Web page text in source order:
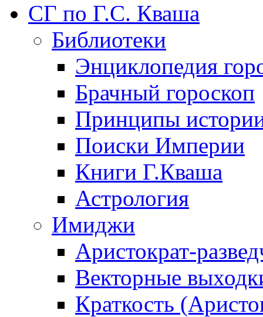
СГ по Г.С. Кваша
Библиотеки
Энциклопедия
Брачный гороскоп
Принципы
Поиски Империи
Книги Г.Кваша
Астрология
Имиджи
Аристократ-
Векторные
Краткость